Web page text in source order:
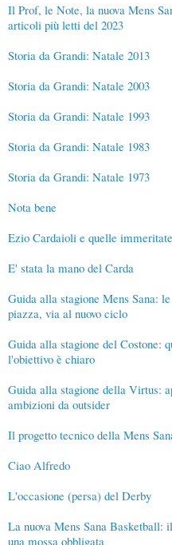
Il Prof, le Note, la nuova Mens
articoli più letti del 2023
Storia da Grandi: Natale 2013
Storia da Grandi: Natale 2003
Storia da Grandi: Natale 1993
Storia da Grandi: Natale 1983
Storia da Grandi: Natale 1973
Nota bene
Ezio Cardaioli e quelle
E' stata la mano del Carda
Guida alla stagione Mens Sana:
piazza, via al nuovo ciclo
Guida alla stagione del Costone:
l'obiettivo è chiaro
Guida alla stagione della Virtus:
ambizioni da outsider
Il progetto tecnico della Mens
Ciao Alfredo
L'occasione (persa) del Derby
La nuova Mens Sana Basketball:
una mossa obbligata